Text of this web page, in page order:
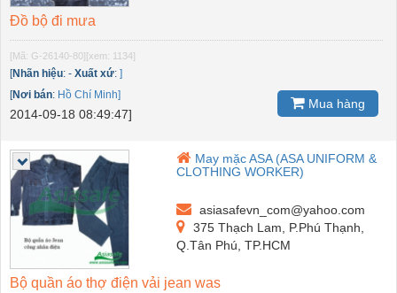
Đồ bộ đi mưa
[Mã: G-26140-80][xem: 1134]
[Nhãn hiệu: - Xuất xứ: ]
[Nơi bán: Hồ Chí Minh]
2014-09-18 08:49:47]
Mua hàng
May mặc ASA (ASA UNIFORM &
CLOTHING WORKER)
asiasafevn_com@yahoo.com
375 Thạch Lam, P.Phú Thạnh,
Q.Tân Phú, TP.HCM
Bộ quần áo thợ điện vải jean was